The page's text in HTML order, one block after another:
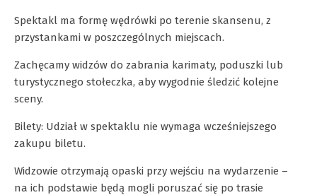
Spektakl ma formę wędrówki po terenie skansenu, z
przystankami w poszczególnych miejscach.
Zachęcamy widzów do zabrania karimaty, poduszki lub
turystycznego stołeczka, aby wygodnie śledzić kolejne
sceny.
Bilety: Udział w spektaklu nie wymaga wcześniejszego
zakupu biletu.
Widzowie otrzymają opaski przy wejściu na wydarzenie –
na ich podstawie będą mogli poruszać się po trasie